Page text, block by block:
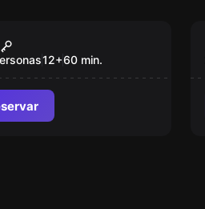
Pressure
12+60 min.